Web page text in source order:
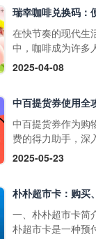
草、酒类、礼品卡
值卡等特殊商品。
大润发购物卡的购
式1. 线上购买：•
发优鲜APP：下载
录后在“我的”页面
卡”，选择面值并
支付。• 第三方平
如淘宝，搜索“大
舰店或授权....
惠。它不仅可以用
买日常商品，还可
特定活动期间享受
的获取方式1. 线上
APP参与活动，完
定任务即可获得提
券。• 在中百线上
购物满一定金额后
获赠提货券。2. 线
物满一定金额后，
线下活动，并达到
条件，即可获得提
在快节奏的现代生
中，咖啡成为许多
启活力一天或缓解
品，如经典的拿铁
爽的生椰拿铁，以
断推陈出新的季节
据了重要地位。而
活的消费凭证，为
爱好者们带来了诸
利。不过，生活中
2025-04-08
中百提货券作为购
费的得力助手，深
解其使用方法，能
惠。 使用范围广泛
百提货券主要适用
百仓储、中百超市
2025-05-23
一、朴朴超市卡简
朴超市卡是一种预